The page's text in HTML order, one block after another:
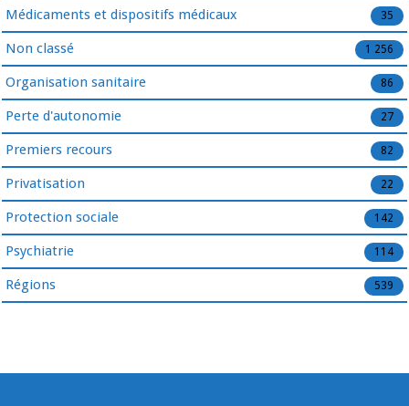
Médicaments et dispositifs médicaux 35
Non classé 1 256
Organisation sanitaire 86
Perte d'autonomie 27
Premiers recours 82
Privatisation 22
Protection sociale 142
Psychiatrie 114
Régions 539